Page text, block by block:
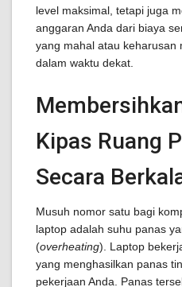
level maksimal, tetapi juga
anggaran Anda dari biaya
yang mahal atau keharusan
dalam waktu dekat.
Kipas Ruang
Secara
Musuh nomor satu bagi
laptop adalah suhu panas
(overheating). Laptop
yang menghasilkan panas
pekerjaan Anda. Panas